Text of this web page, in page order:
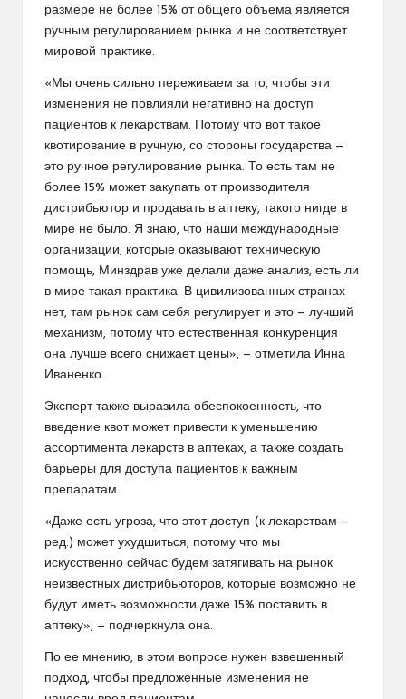
размере не более 15% от общего объема является
ручным регулированием рынка и не соответствует
мировой практике.
«Мы очень сильно переживаем за то, чтобы эти
изменения не повлияли негативно на доступ
пациентов к лекарствам. Потому что вот такое
квотирование в ручную, со стороны государства —
это ручное регулирование рынка. То есть там не
более 15% может закупать от производителя
дистрибьютор и продавать в аптеку, такого нигде в
мире не было. Я знаю, что наши международные
организации, которые оказывают техническую
помощь, Минздрав уже делали даже анализ, есть ли
в мире такая практика. В цивилизованных странах
нет, там рынок сам себя регулирует и это — лучший
механизм, потому что естественная конкуренция
она лучше всего снижает цены», — отметила Инна
Иваненко.
Эксперт также выразила обеспокоенность, что
введение квот может привести к уменьшению
ассортимента лекарств в аптеках, а также создать
барьеры для доступа пациентов к важным
препаратам.
«Даже есть угроза, что этот доступ (к лекарствам —
ред.) может ухудшиться, потому что мы
искусственно сейчас будем затягивать на рынок
неизвестных дистрибьюторов, которые возможно не
будут иметь возможности даже 15% поставить в
аптеку», — подчеркнула она.
По ее мнению, в этом вопросе нужен взвешенный
подход, чтобы предложенные изменения не